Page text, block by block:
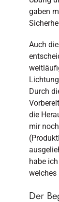
gaben
Auch
Durch
die
mir
habe
welches
Der